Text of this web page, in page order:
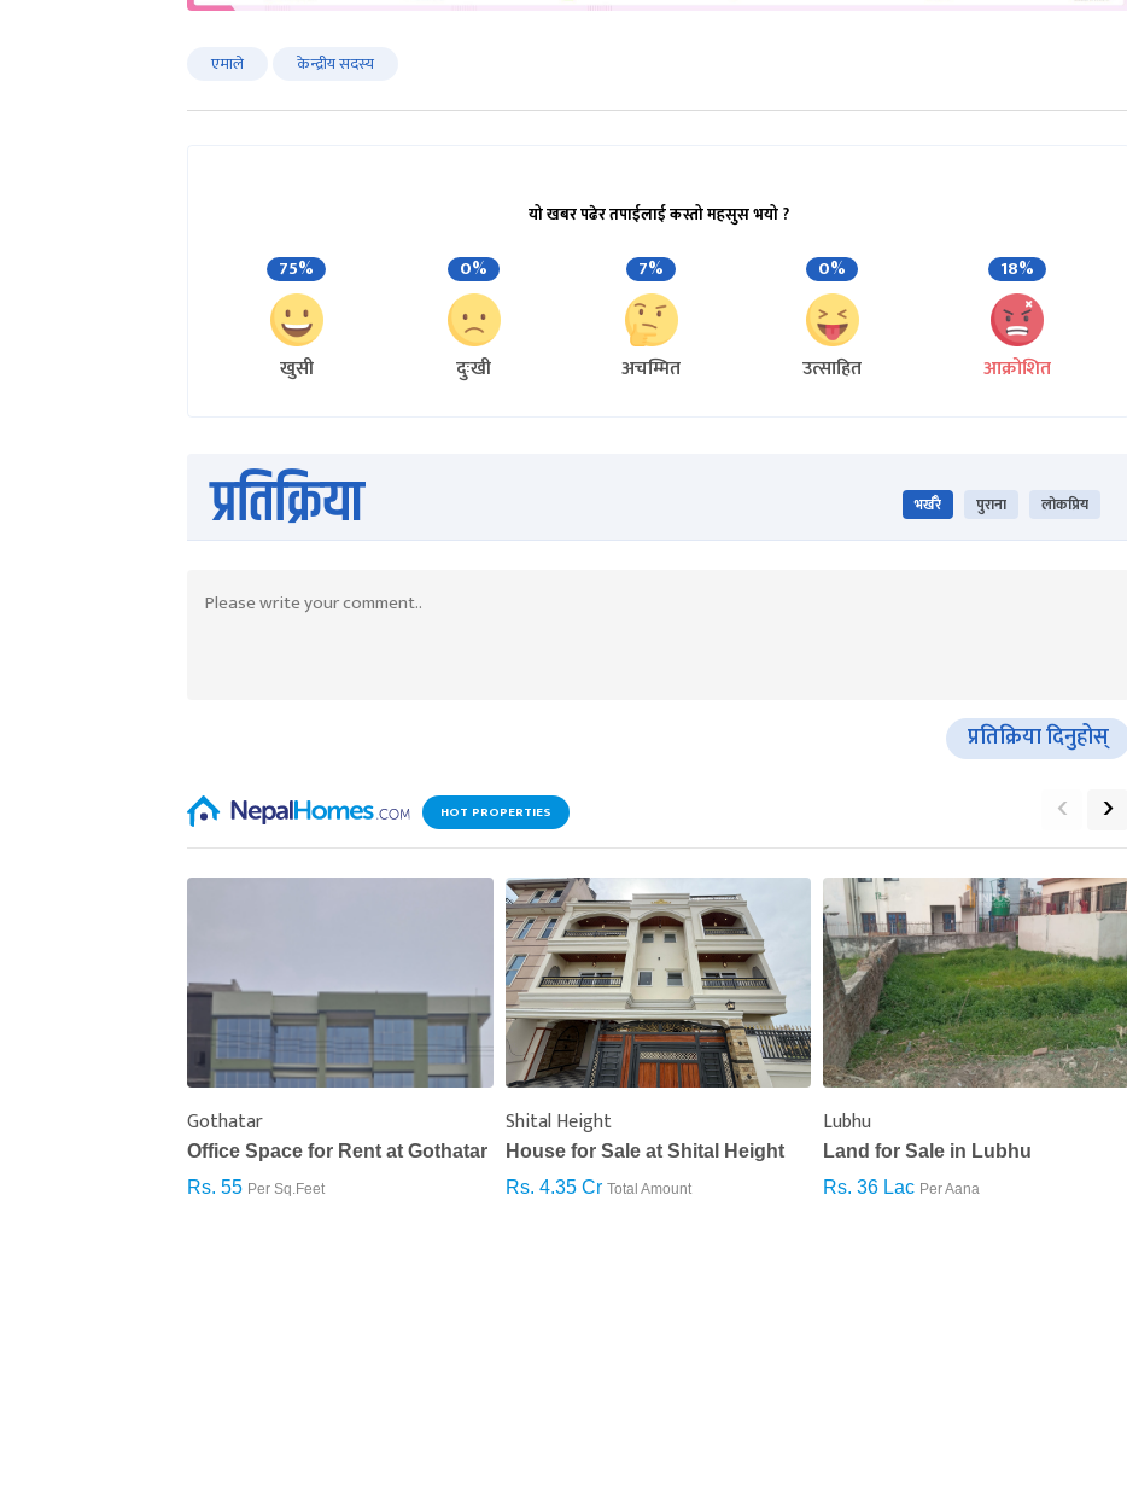
यो खबर पढेर तपाईलाई कस्तो महसुस भयो ?
खुसी
0%